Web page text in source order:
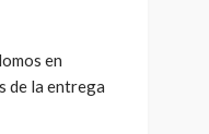
en
de la entrega